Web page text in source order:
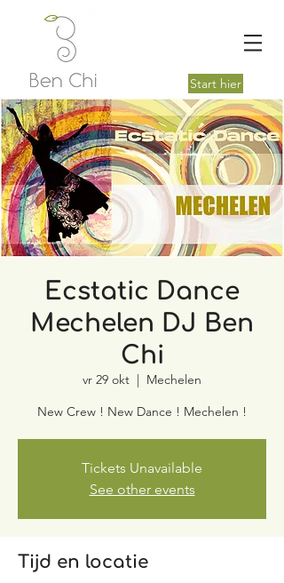
Start hier
Ecstatic Dance
Mechelen DJ Ben
Chi
vr 29 okt
  |
Mechelen
New Crew ! New Dance ! Mechelen !
Tickets Unavailable
See other events
Tijd en locatie